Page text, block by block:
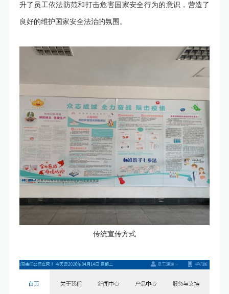
升了员工依法防范和打击危害国家安全行为的意识，营造了
良好的维护国家安全法治的氛围。
传统宣传方式